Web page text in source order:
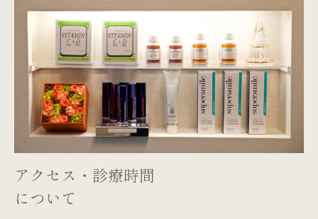
アクセス・診療時間
について